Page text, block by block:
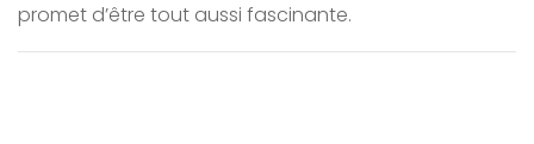
promet d’être tout aussi fascinante.